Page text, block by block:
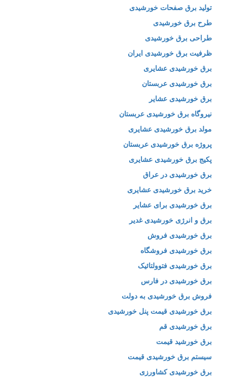
تولید برق صفحات خورشیدی
طرح برق خورشیدی
طراحی برق خورشیدی
ظرفیت برق خورشیدی ایران
برق خورشیدی عشایری
برق خورشیدی عربستان
برق خورشیدی عشایر
نیروگاه برق خورشیدی عربستان
مولد برق خورشیدی عشایری
پروژه برق خورشیدی عربستان
پکیج برق خورشیدی عشایری
برق خورشیدی در عراق
خرید برق خورشیدی عشایری
برق خورشیدی برای عشایر
برق و انرژی خورشیدی غدیر
برق خورشیدی فروش
برق خورشیدی فروشگاه
برق خورشیدی فتوولتائیک
برق خورشیدی در فارس
فروش برق خورشیدی به دولت
برق خورشیدی قیمت پنل خورشیدی
برق خورشیدی قم
برق خورشید قیمت
سیستم برق خورشیدی قیمت
برق خورشیدی کشاورزی